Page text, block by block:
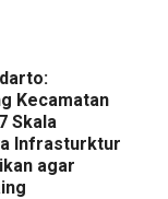
Kecamatan
Skala
Infrasturktur
agar